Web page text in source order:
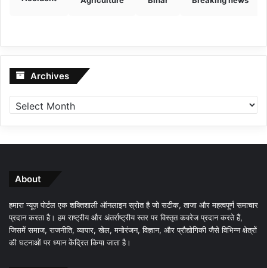
Archives Archives
About
हमारा न्यूज़ पोर्टल एक शक्तिशाली ऑनलाइन स्रोत है जो सटीक, ताजा और महत्वपूर्ण समाचार
प्रदान करता है। हम राष्ट्रीय और अंतर्राष्ट्रीय स्तर पर विस्तृत कवरेज प्रदान करते हैं,
जिसमें समाज, राजनीति, व्यापार, खेल, मनोरंजन, विज्ञान, और प्रौद्योगिकी जैसे विभिन्न क्षेत्रों
की घटनाओं पर ध्यान केंद्रित किया जाता है।